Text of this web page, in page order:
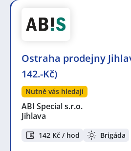
Ostraha prodejny
142.-Kč)
Nutně vás hledají
ABI Special s.r.o.
Jihlava
142 Kč / hod Brigáda